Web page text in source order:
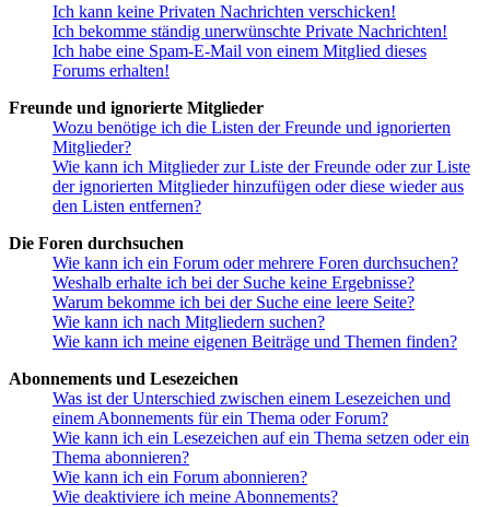
Ich kann keine Privaten Nachrichten verschicken!
Ich bekomme ständig unerwünschte Private Nachrichten!
Ich habe eine Spam-E-Mail von einem Mitglied dieses
Forums erhalten!
Freunde und ignorierte Mitglieder
Wozu benötige ich die Listen der Freunde und ignorierten
Mitglieder?
Wie kann ich Mitglieder zur Liste der Freunde oder zur Liste
der ignorierten Mitglieder hinzufügen oder diese wieder aus
den Listen entfernen?
Die Foren durchsuchen
Wie kann ich ein Forum oder mehrere Foren durchsuchen?
Weshalb erhalte ich bei der Suche keine Ergebnisse?
Warum bekomme ich bei der Suche eine leere Seite?
Wie kann ich nach Mitgliedern suchen?
Wie kann ich meine eigenen Beiträge und Themen finden?
Abonnements und Lesezeichen
Was ist der Unterschied zwischen einem Lesezeichen und
einem Abonnements für ein Thema oder Forum?
Wie kann ich ein Lesezeichen auf ein Thema setzen oder ein
Thema abonnieren?
Wie kann ich ein Forum abonnieren?
Wie deaktiviere ich meine Abonnements?